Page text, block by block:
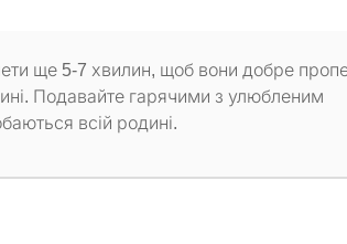
ще 5-7 хвилин, щоб вони добре
Подавайте гарячими з улюбленим
всій родині.